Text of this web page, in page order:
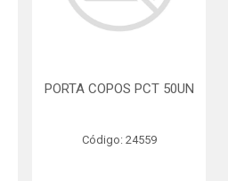
PORTA COPOS PCT 50UN
Código: 24559